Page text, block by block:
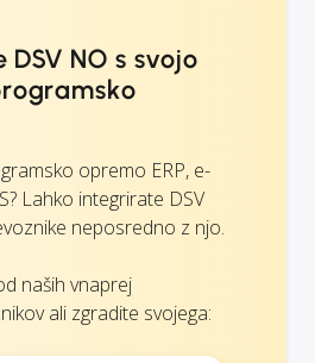
NO s svojo
opremo ERP, e-
Lahko integrirate DSV
neposredno z njo.
naših vnaprej
ali zgradite svojega: